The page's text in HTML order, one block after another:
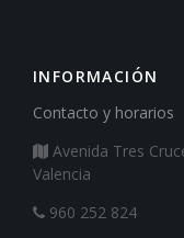
INFORMACIÓN
Contacto y horarios
Avenida Tres
Valencia
960 252 824